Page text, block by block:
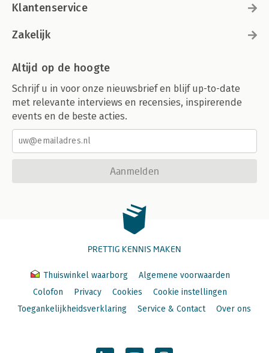
Klantenservice
Zakelijk
Altijd op de hoogte
Schrijf u in voor onze nieuwsbrief en blijf up-to-date
met relevante interviews en recensies, inspirerende
events en de beste acties.
Aanmelden
PRETTIG KENNIS MAKEN
Thuiswinkel waarborg
Algemene voorwaarden
Colofon
Privacy Cookies
Cookie instellingen
Toegankelijkheidsverklaring
Service & Contact Over ons